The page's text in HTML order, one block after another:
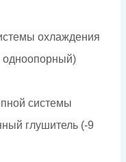
охлаждения
одноопорный)
системы
глушитель (-9